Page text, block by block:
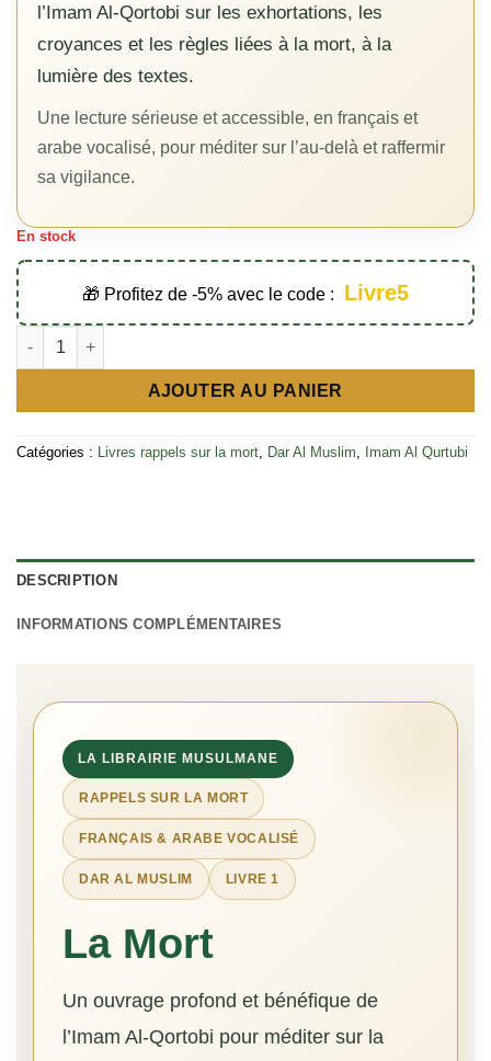
l’Imam Al-Qortobi sur les exhortations, les
croyances et les règles liées à la mort, à la
lumière des textes.
Une lecture sérieuse et accessible, en français et
arabe vocalisé, pour méditer sur l’au-delà et raffermir
sa vigilance.
En stock
🎁 Profitez de -5% avec le code : Livre5
quantité de La Mort : Exhortations • Croyances • Règles –
AJOUTER AU PANIER
Catégories : Livres rappels sur la mort Dar Al Muslim Imam Al Qurtubi
DESCRIPTION
INFORMATIONS COMPLÉMENTAIRES
LA LIBRAIRIE MUSULMANE
RAPPELS SUR LA MORT
FRANÇAIS & ARABE VOCALISÉ
DAR AL MUSLIM LIVRE 1
La Mort
Un ouvrage profond et bénéfique de
l’Imam Al-Qortobi pour méditer sur la